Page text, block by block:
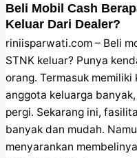
Beli Mobil Cash
Keluar Dari Dealer?
riniisparwati.com – Beli
STNK keluar? Punya
orang. Termasuk
anggota keluarga
pergi. Sekarang ini,
banyak dan mudah.
menyarankan